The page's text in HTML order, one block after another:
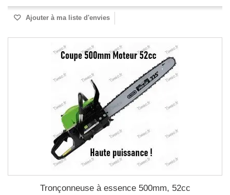
Ajouter à ma liste d'envies
Tronçonneuse à essence 500mm, 52cc